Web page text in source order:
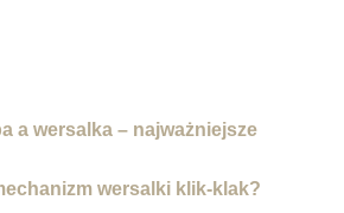
a wersalka – najważniejsze
wersalki klik-klak?